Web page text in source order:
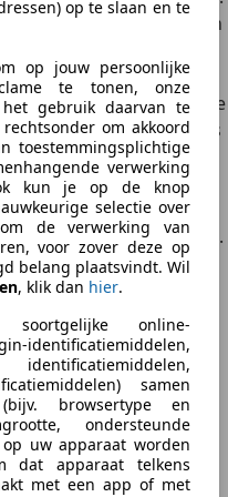
op te slaan en te
op jouw persoonlijke
te tonen, onze
gebruik daarvan te
om akkoord
toestemmingsplichtige
verwerking
kun je op de knop
selectie over
de verwerking van
voor zover deze op
belang plaatsvindt. Wil
, klik dan hier.
online-
samen
browsertype en
ondersteunde
uw apparaat worden
dat apparaat telkens
met een app of met
het telefoonnummer van
dat je met hen
geïnteresseerde je
snel precies waarover je
en weet je hoe serieus
koper. Als een
te zijn, dan kun je een
– met als mogelijk
een proefrit wil maken.
waarschijnlijk het
Het is bijzonder handig
hebt
sturen. Datzelfde
sturen als je
krijgen de
van alle belangrijke
je tijd en moeite.